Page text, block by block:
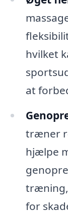
hvilket
at
træner
hjælpe
træning,
for